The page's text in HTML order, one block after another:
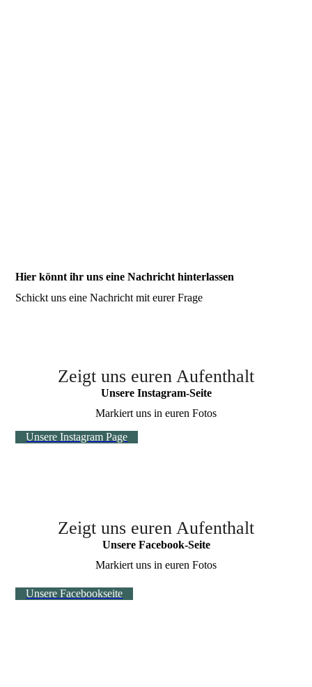
Hier könnt ihr uns eine Nachricht hinterlassen
Schickt uns eine Nachricht mit eurer Frage
Zeigt uns euren Aufenthalt
Unsere Instagram-Seite
Markiert uns in euren Fotos
Unsere Instagram Page
Zeigt uns euren Aufenthalt
Unsere Facebook-Seite
Markiert uns in euren Fotos
Unsere Facebookseite